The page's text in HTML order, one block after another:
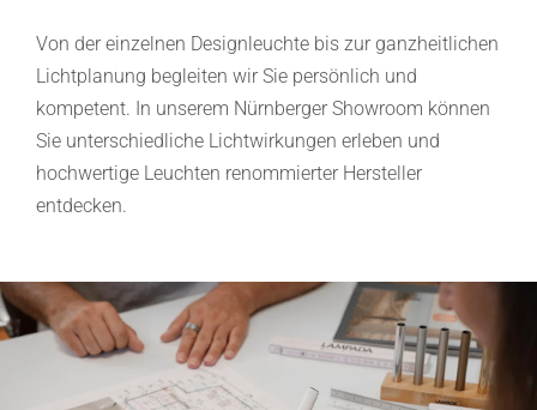
Von der einzelnen Designleuchte bis zur ganzheitlichen
Lichtplanung begleiten wir Sie persönlich und
kompetent. In unserem Nürnberger Showroom können
Sie unterschiedliche Lichtwirkungen erleben und
hochwertige Leuchten renommierter Hersteller
entdecken.